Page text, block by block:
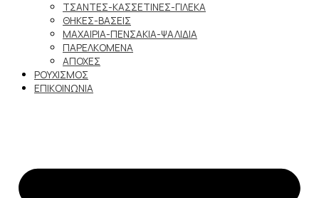
ΤΣΑΝΤΕΣ-ΚΑΣΣΕΤΙΝΕΣ-ΓΙΛΕΚΑ
ΘΗΚΕΣ-ΒΑΣΕΙΣ
ΜΑΧΑΙΡΙΑ-ΠΕΝΣΑΚΙΑ-ΨΑΛΙΔΙΑ
ΠΑΡΕΛΚΟΜΕΝΑ
ΑΠΟΧΕΣ
ΡΟΥΧΙΣΜΟΣ
ΕΠΙΚΟΙΝΩΝΙΑ